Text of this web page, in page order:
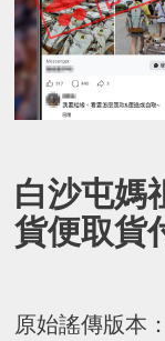
白沙屯媽
貨便取貨
原始謠傳版本：